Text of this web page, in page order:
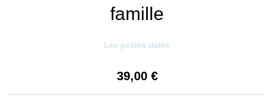
famille
Les petites dates
39,00 €